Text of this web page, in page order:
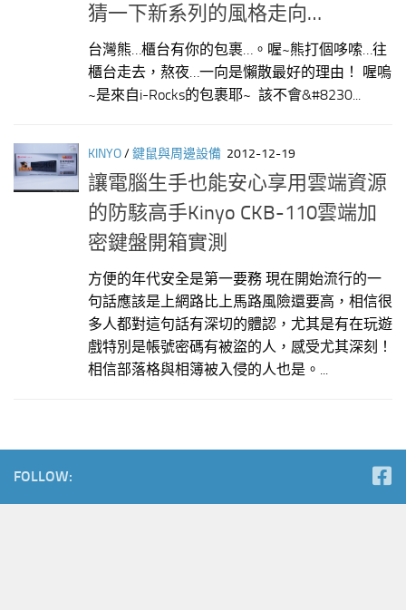
猜一下新系列的風格走向…
台灣熊…櫃台有你的包裹…。喔~熊打個哆嗦…往
櫃台走去，熬夜…一向是懶散最好的理由！ 喔嗚
~是來自i-Rocks的包裹耶~ 該不會&#8230...
KINYO/鍵鼠與周邊設備 2012-12-19
讓電腦生手也能安心享用雲端資源
的防駭高手Kinyo CKB-110雲端加
密鍵盤開箱實測
方便的年代安全是第一要務 現在開始流行的一
句話應該是上網路比上馬路風險還要高，相信很
多人都對這句話有深切的體認，尤其是有在玩遊
戲特別是帳號密碼有被盜的人，感受尤其深刻！
相信部落格與相簿被入侵的人也是。...
FOLLOW: